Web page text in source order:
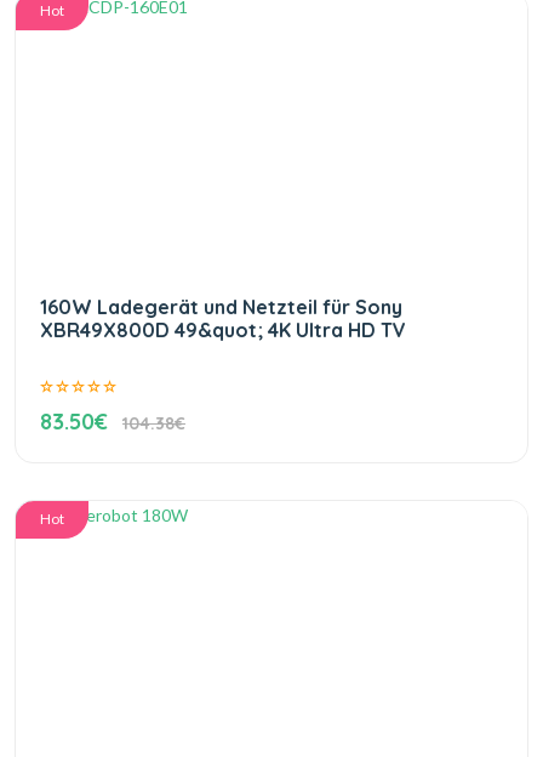
Hot
160W Ladegerät und Netzteil für Sony
XBR49X800D 49&quot; 4K Ultra HD TV
83.50€ 104.38€
Hot